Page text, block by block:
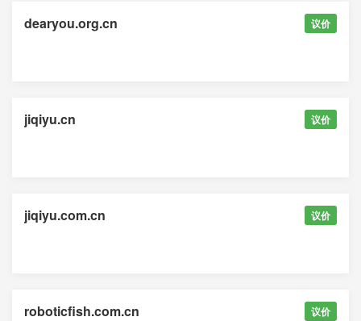
dearyou.org.cn 议价
jiqiyu.cn 议价
jiqiyu.com.cn 议价
roboticfish.com.cn 议价